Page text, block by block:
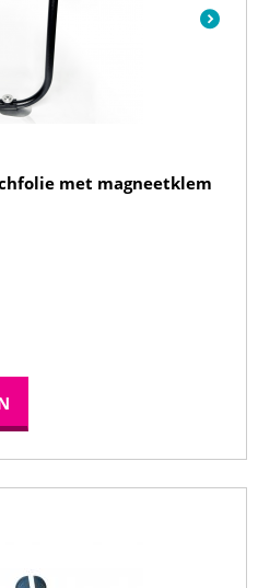
met magneetklem